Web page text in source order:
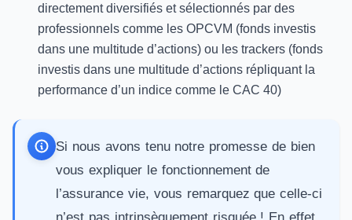
directement diversifiés et sélectionnés par des
professionnels comme les OPCVM (fonds investis
dans une multitude d’actions) ou les trackers (fonds
investis dans une multitude d’actions répliquant la
performance d’un indice comme le CAC 40)
Si nous avons tenu notre promesse de bien
vous expliquer le fonctionnement de
l’assurance vie, vous remarquez que celle-ci